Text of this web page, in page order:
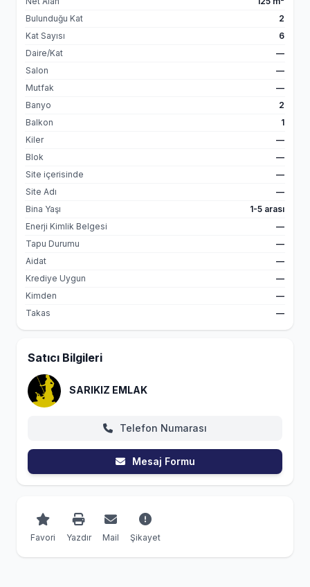
Bulunduğu Kat
2
Kat Sayısı
6
Daire/Kat
—
Salon
—
Mutfak
—
Banyo
2
Balkon
1
Kiler
—
Blok
—
Site içerisinde
—
Site Adı
—
Bina Yaşı
1-5 arası
Enerji Kimlik Belgesi
—
Tapu Durumu
—
Aidat
—
Krediye Uygun
—
Kimden
—
Takas
—
Satıcı Bilgileri
SARIKIZ EMLAK
Telefon Numarası
Mesaj Formu
Favori Yazdır Mail Şikayet